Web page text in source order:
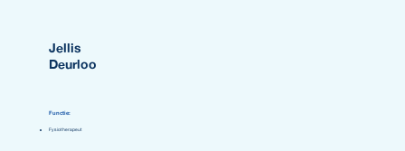
Jellis
Deurloo
Functie:
Fysiotherapeut